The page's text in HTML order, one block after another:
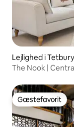
Lejlighed i Tetbury
The Nook |
Gæstefavorit
Gæstefavorit